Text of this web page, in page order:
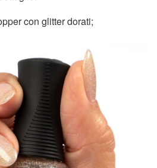
con glitter dorati;